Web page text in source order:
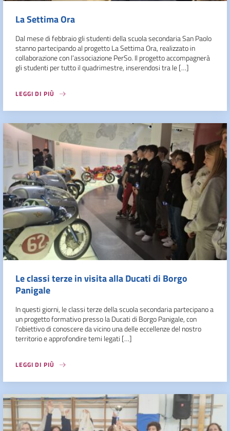
La Settima Ora
Dal mese di febbraio gli studenti della scuola secondaria San Paolo
stanno partecipando al progetto La Settima Ora, realizzato in
collaborazione con l’associazione PerSo. Il progetto accompagnerà
gli studenti per tutto il quadrimestre, inserendosi tra le […]
LEGGI DI PIÙ
Le classi terze in visita alla Ducati di Borgo
Panigale
In questi giorni, le classi terze della scuola secondaria partecipano a
un progetto formativo presso la Ducati di Borgo Panigale, con
l’obiettivo di conoscere da vicino una delle eccellenze del nostro
territorio e approfondire temi legati […]
LEGGI DI PIÙ